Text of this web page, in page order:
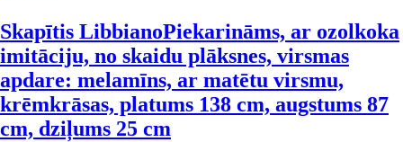
Skapītis LibbianoPiekarināms, ar ozolkoka
imitāciju, no skaidu plāksnes, virsmas
apdare: melamīns, ar matētu virsmu,
krēmkrāsas, platums 138 cm, augstums 87
cm, dziļums 25 cm